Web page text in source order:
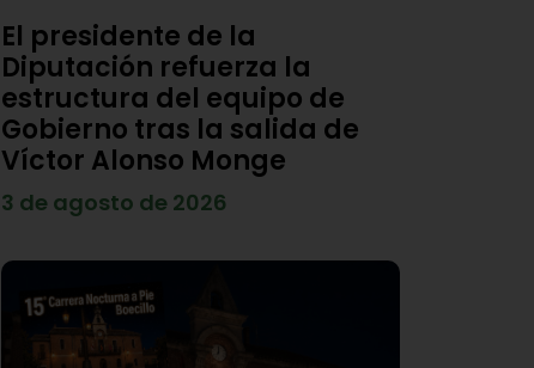
El presidente de la
Diputación refuerza la
estructura del equipo de
Gobierno tras la salida de
Víctor Alonso Monge
3 de agosto de 2026